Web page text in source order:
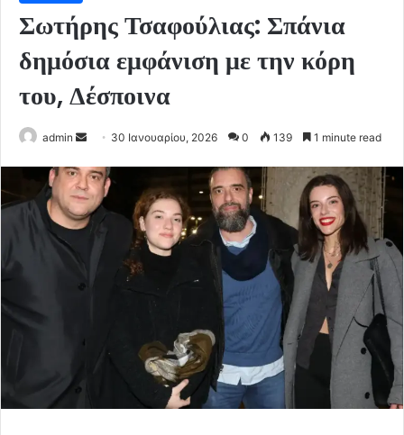
Σωτήρης Τσαφούλιας: Σπάνια
δημόσια εμφάνιση με την κόρη
του, Δέσποινα
admin
Send
email
30 Ιανουαρίου, 2026 0 139 1 minute read